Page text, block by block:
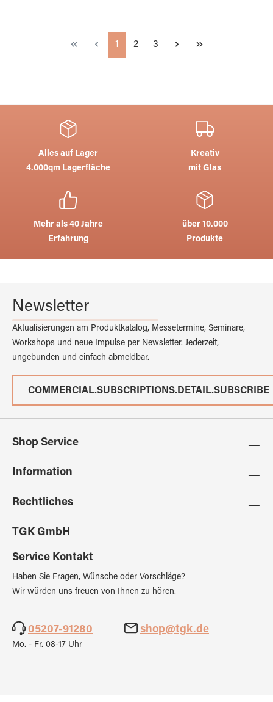
Seite
1 Seite
2 Seite
3
Alles auf Lager
4.000qm Lagerfläche
Kreativ
mit Glas
Mehr als 40 Jahre
Erfahrung
über 10.000
Produkte
Newsletter
Aktualisierungen am Produktkatalog, Messetermine, Seminare,
Workshops und neue Impulse per Newsletter. Jederzeit,
ungebunden und einfach abmeldbar.
COMMERCIAL.SUBSCRIPTIONS.DETAIL.SUBSCRIBE
Shop Service
Information
Rechtliches
TGK GmbH
Service Kontakt
Haben Sie Fragen, Wünsche oder Vorschläge?
Wir würden uns freuen von Ihnen zu hören.
05207-91280 shop@tgk.de
Mo. - Fr. 08-17 Uhr